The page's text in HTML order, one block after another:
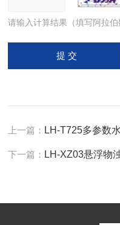
请输入计算结果（填写阿拉
上一篇： LH-T725多参数
下一篇： LH-XZ03悬浮物